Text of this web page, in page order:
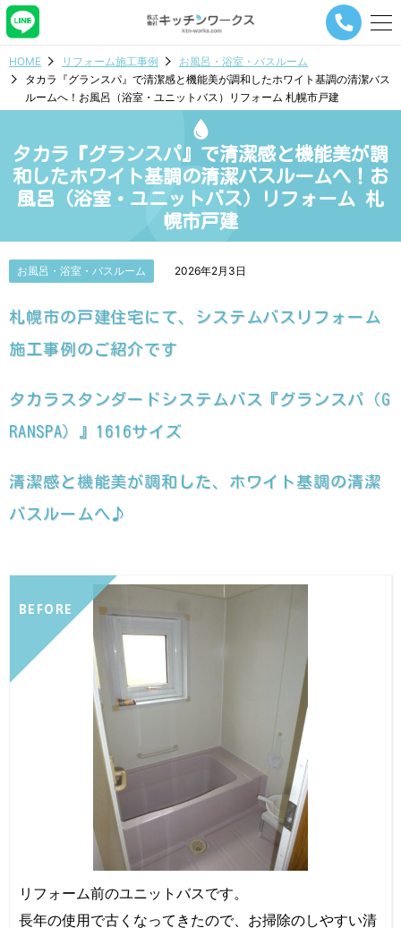
メ
ー
ビ
ー
シ
ョ
ボ
ン
HOME リフォーム施工事例
お風呂・浴室・バスルーム
タカラ『グランスパ』で清潔感と機能美が調和したホワイト基調の清潔バス
ルームへ！お風呂（浴室・ユニットバス）リフォーム 札幌市戸建
タカラ『グランスパ』で清潔感と機能美が調
和したホワイト基調の清潔バスルームへ！お
風呂（浴室・ユニットバス）リフォーム 札
幌市戸建
お風呂・浴室・バスルーム 2026年2月3日
札幌市の戸建住宅にて、システムバスリフォーム
施工事例のご紹介です
タカラスタンダードシステムバス『グランスパ（G
RANSPA）』1616サイズ
清潔感と機能美が調和した、ホワイト基調の清潔
バスルームへ♪
BEFORE
リフォーム前のユニットバスです。
長年の使用で古くなってきたので、お掃除のしやすい清